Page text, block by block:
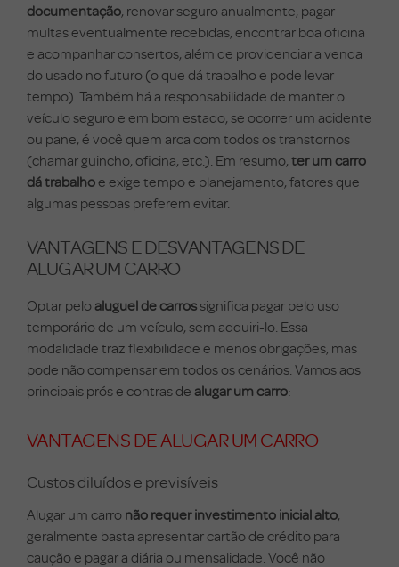
documentação, renovar seguro anualmente, pagar
multas eventualmente recebidas, encontrar boa oficina
e acompanhar consertos, além de providenciar a venda
do usado no futuro (o que dá trabalho e pode levar
tempo). Também há a responsabilidade de manter o
veículo seguro e em bom estado, se ocorrer um acidente
ou pane, é você quem arca com todos os transtornos
(chamar guincho, oficina, etc.). Em resumo, ter um carro
dá trabalhoe exige tempo e planejamento, fatores que
algumas pessoas preferem evitar.
VANTAGENS E DESVANTAGENS DE
ALUGAR UM CARRO
Optar pelo aluguel de carrossignifica pagar pelo uso
temporário de um veículo, sem adquiri-lo. Essa
modalidade traz flexibilidade e menos obrigações, mas
pode não compensar em todos os cenários. Vamos aos
principais prós e contras de alugar um carro:
VANTAGENS DE ALUGAR UM CARRO
Custos diluídos e previsíveis
Alugar um carro não requer investimento inicial alto,
geralmente basta apresentar cartão de crédito para
caução e pagar a diária ou mensalidade. Você não